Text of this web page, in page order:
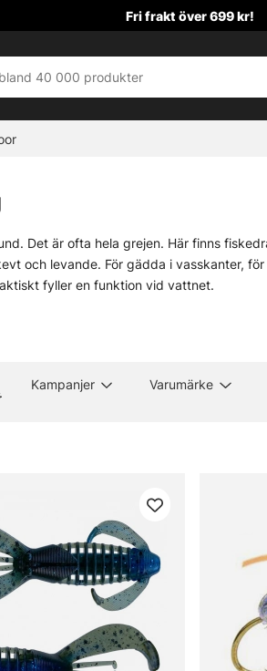
Fri frakt över 699 kr!
Det är ofta hela grejen. Här finns
och levande. För gädda i vasskanter,
fyller en funktion vid vattnet.
lägen. Och när fisken vill ha något
Tailbeten Wobblers Alla
Kampanjer Varumärke